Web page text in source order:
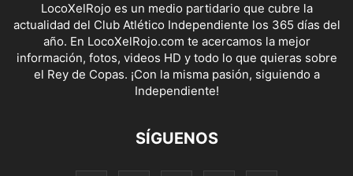
LocoXelRojo es un medio partidario que cubre la
actualidad del Club Atlético Independiente los 365 días del
año. En LocoXelRojo.com te acercamos la mejor
información, fotos, videos HD y todo lo que quieras sobre
el Rey de Copas. ¡Con la misma pasión, siguiendo a
Independiente!
SÍGUENOS